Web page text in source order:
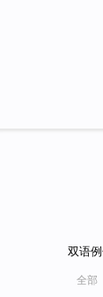
双语
全部